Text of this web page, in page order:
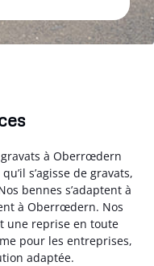
à Oberrœdern
s’agisse de gravats,
bennes s’adaptent à
à Oberrœdern. Nos
une reprise en toute
pour les entreprises,
adaptée.